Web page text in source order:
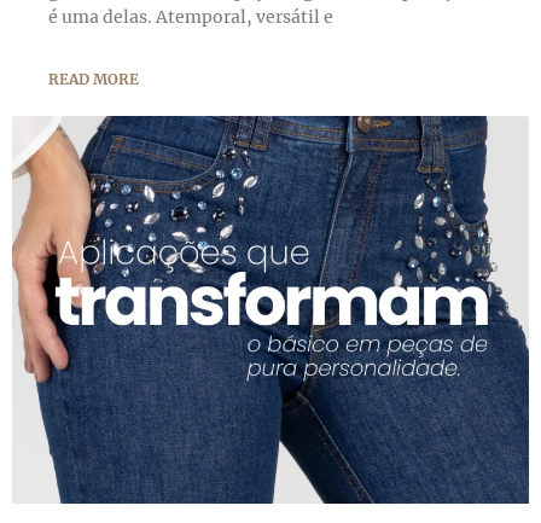
é uma delas. Atemporal, versátil e
READ MORE